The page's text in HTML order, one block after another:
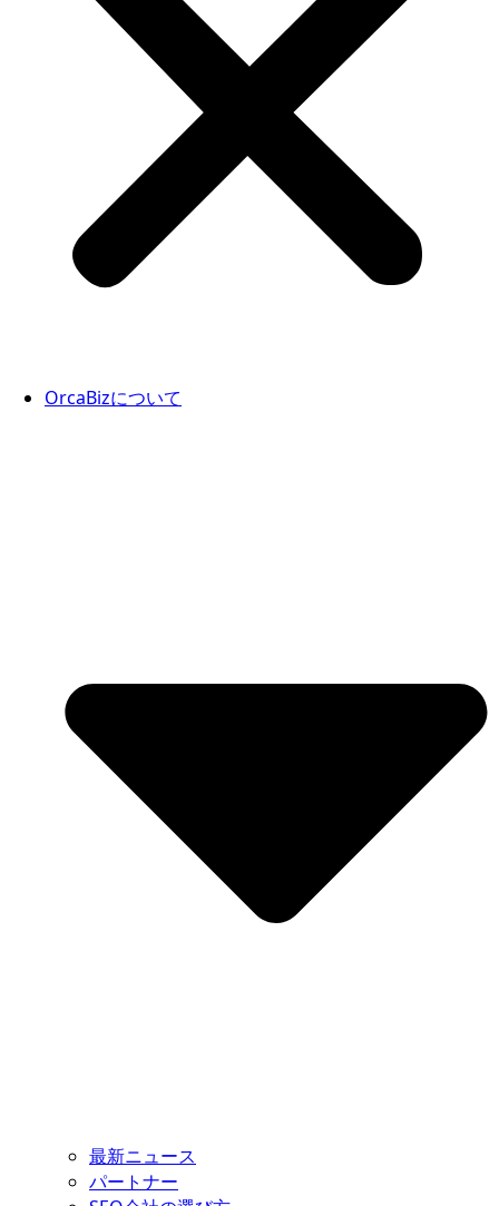
OrcaBizについて
最新ニュース
パートナー